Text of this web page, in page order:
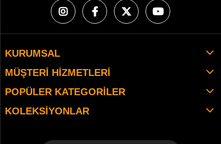
KURUMSAL
MÜŞTERI HIZMETLERI
POPÜLER KATEGORILER
KOLEKSIYONLAR